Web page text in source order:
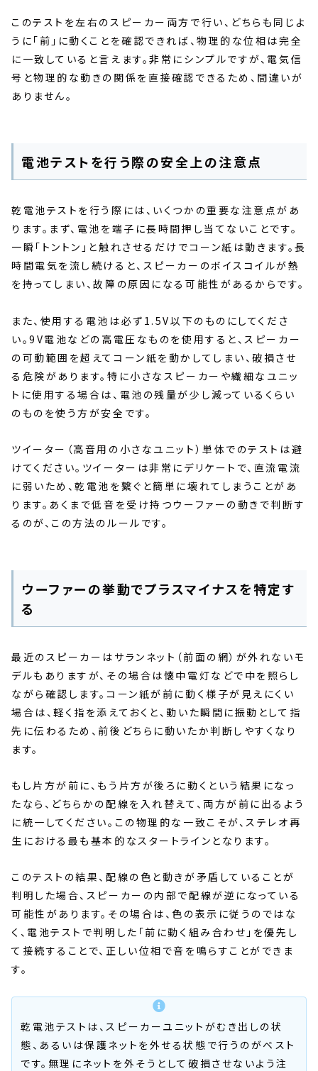
このテストを左右のスピーカー両方で行い、どちらも同じよ
うに「前」に動くことを確認できれば、物理的な位相は完全
に一致していると言えます。非常にシンプルですが、電気信
号と物理的な動きの関係を直接確認できるため、間違いが
ありません。
電池テストを行う際の安全上の注意点
乾電池テストを行う際には、いくつかの重要な注意点があ
ります。まず、電池を端子に長時間押し当てないことです。
一瞬「トントン」と触れさせるだけでコーン紙は動きます。長
時間電気を流し続けると、スピーカーのボイスコイルが熱
を持ってしまい、故障の原因になる可能性があるからです。
また、使用する電池は必ず1.5V以下のものにしてくださ
い。9V電池などの高電圧なものを使用すると、スピーカー
の可動範囲を超えてコーン紙を動かしてしまい、破損させ
る危険があります。特に小さなスピーカーや繊細なユニッ
トに使用する場合は、電池の残量が少し減っているくらい
のものを使う方が安全です。
ツイーター（高音用の小さなユニット）単体でのテストは避
けてください。ツイーターは非常にデリケートで、直流電流
に弱いため、乾電池を繋ぐと簡単に壊れてしまうことがあ
ります。あくまで低音を受け持つウーファーの動きで判断す
るのが、この方法のルールです。
ウーファーの挙動でプラスマイナスを特定す
る
最近のスピーカーはサランネット（前面の網）が外れないモ
デルもありますが、その場合は懐中電灯などで中を照らし
ながら確認します。コーン紙が前に動く様子が見えにくい
場合は、軽く指を添えておくと、動いた瞬間に振動として指
先に伝わるため、前後どちらに動いたか判断しやすくなり
ます。
もし片方が前に、もう片方が後ろに動くという結果になっ
たなら、どちらかの配線を入れ替えて、両方が前に出るよう
に統一してください。この物理的な一致こそが、ステレオ再
生における最も基本的なスタートラインとなります。
このテストの結果、配線の色と動きが矛盾していることが
判明した場合、スピーカーの内部で配線が逆になっている
可能性があります。その場合は、色の表示に従うのではな
く、電池テストで判明した「前に動く組み合わせ」を優先し
て接続することで、正しい位相で音を鳴らすことができま
す。
乾電池テストは、スピーカーユニットがむき出しの状
態、あるいは保護ネットを外せる状態で行うのがベスト
です。無理にネットを外そうとして破損させないよう注